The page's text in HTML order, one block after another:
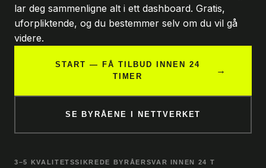
lar deg sammenligne alt i ett dashboard. Gratis,
uforpliktende, og du bestemmer selv om du vil gå
videre.
START — FÅ TILBUD INNEN 24
TIMER
→
SE BYRÅENE I NETTVERKET
3–5 KVALITETSSIKREDE BYRÅERSVAR INNEN 24 T